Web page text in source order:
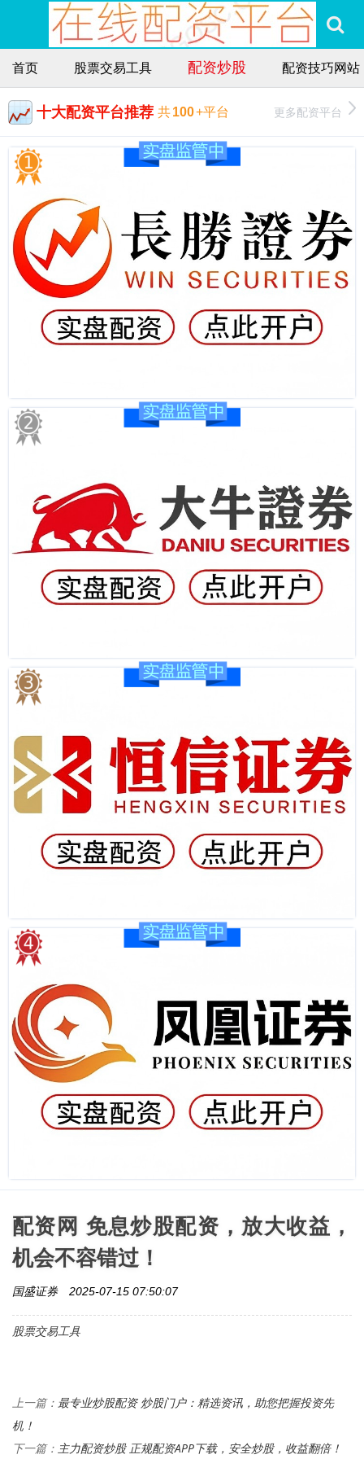
首页 股票交易工具 配资炒股 配资技巧网站
十大配资平台推荐 共100+平台 更多配资平台
配资网 免息炒股配资，放大收益，
机会不容错过！
国盛证券 2025-07-15 07:50:07
股票交易工具
上一篇： 最专业炒股配资 炒股门户：精选资讯，助您把握投资先
机！
下一篇： 主力配资炒股 正规配资APP下载，安全炒股，收益翻倍！